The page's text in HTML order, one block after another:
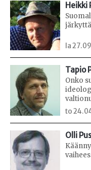
Heikki
la
Tapio
Onko
to
Olli